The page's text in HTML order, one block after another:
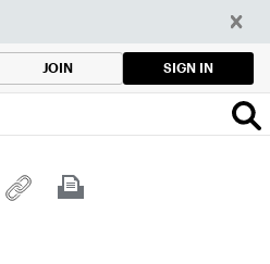
JOIN SIGN IN